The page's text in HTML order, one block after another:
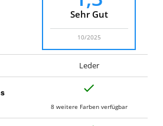
Sehr Gut
10/2025
Leder
8 weitere Farben verfügbar